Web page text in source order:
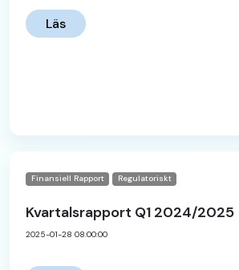
Läs
Finansiell Rapport Regulatoriskt
Kvartalsrapport Q1 2024/2025
2025-01-28 08:00:00